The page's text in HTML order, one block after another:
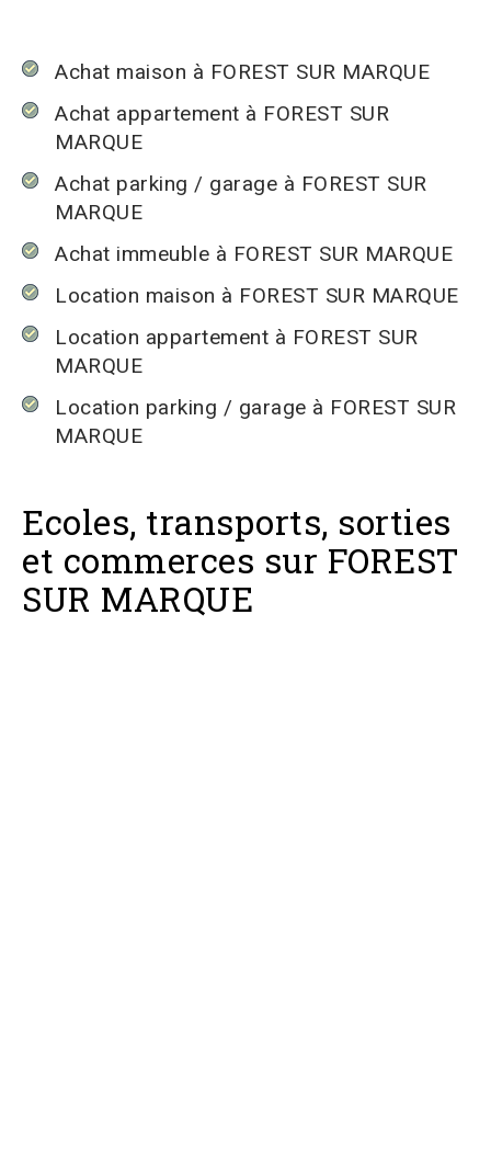
Achat maison à FOREST SUR MARQUE
Achat appartement à FOREST SUR
MARQUE
Achat parking / garage à FOREST SUR
MARQUE
Achat immeuble à FOREST SUR MARQUE
Location maison à FOREST SUR MARQUE
Location appartement à FOREST SUR
MARQUE
Location parking / garage à FOREST SUR
MARQUE
Ecoles, transports, sorties
et commerces sur FOREST
SUR MARQUE